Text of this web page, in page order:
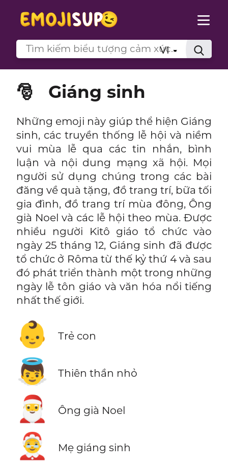
VI
🎅 Giáng sinh
Những emoji này giúp thể hiện Giáng
sinh, các truyền thống lễ hội và niềm
vui mùa lễ qua các tin nhắn, bình
luận và nội dung mạng xã hội. Mọi
người sử dụng chúng trong các bài
đăng về quà tặng, đồ trang trí, bữa tối
gia đình, đồ trang trí mùa đông, Ông
già Noel và các lễ hội theo mùa. Được
nhiều người Kitô giáo tổ chức vào
ngày 25 tháng 12, Giáng sinh đã được
tổ chức ở Rôma từ thế kỷ thứ 4 và sau
đó phát triển thành một trong những
ngày lễ tôn giáo và văn hóa nổi tiếng
nhất thế giới.
👶 Trẻ con
👼 Thiên thần nhỏ
🎅 Ông già Noel
🤶 Mẹ giáng sinh